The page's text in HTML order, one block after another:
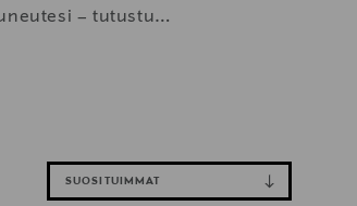
– tutustu
SUOSITUIMMAT